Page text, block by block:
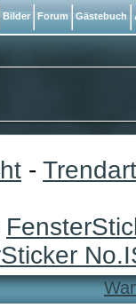
-
Bilder Forum Gästebuch